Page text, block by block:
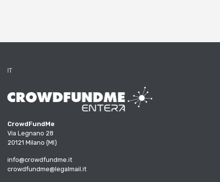
IT
CrowdFundMe
Via Legnano 28
20121 Milano (MI)
info@crowdfundme.it
crowdfundme@legalmail.it